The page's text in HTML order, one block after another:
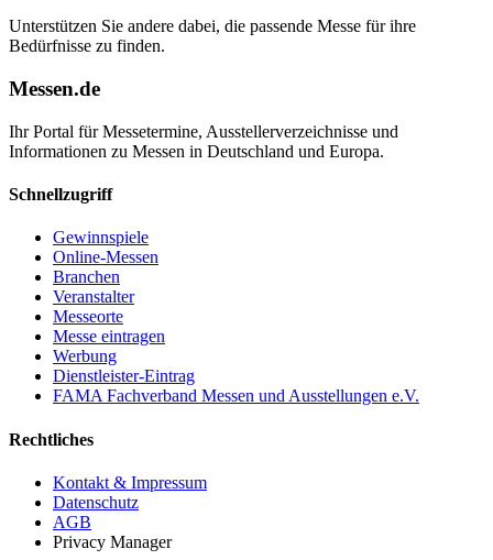
Unterstützen Sie andere dabei, die passende Messe für ihre
Bedürfnisse zu finden.
Messen.de
Ihr Portal für Messetermine, Ausstellerverzeichnisse und
Informationen zu Messen in Deutschland und Europa.
Schnellzugriff
Gewinnspiele
Online-Messen
Branchen
Veranstalter
Messeorte
Messe eintragen
Werbung
Dienstleister-Eintrag
FAMA Fachverband Messen und Ausstellungen e.V.
Rechtliches
Kontakt & Impressum
Datenschutz
AGB
Privacy Manager